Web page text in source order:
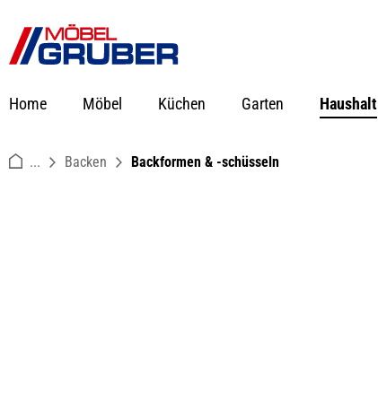
Zur Hauptnavigation springen
Home Möbel Küchen Garten Haushalt
... Backen Backformen & -schüsseln